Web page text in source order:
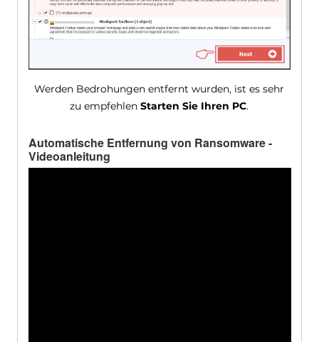
Werden Bedrohungen entfernt wurden, ist es sehr
zu empfehlenStarten Sie Ihren PC.
Automatische Entfernung von Ransomware -
Videoanleitung